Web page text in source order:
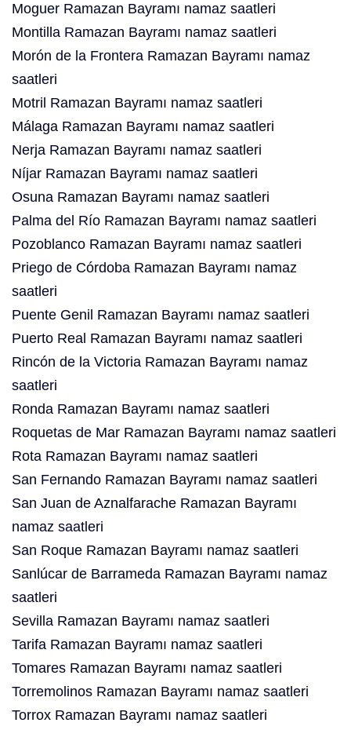
Moguer Ramazan Bayramı namaz saatleri
Montilla Ramazan Bayramı namaz saatleri
Morón de la Frontera Ramazan Bayramı namaz
saatleri
Motril Ramazan Bayramı namaz saatleri
Málaga Ramazan Bayramı namaz saatleri
Nerja Ramazan Bayramı namaz saatleri
Níjar Ramazan Bayramı namaz saatleri
Osuna Ramazan Bayramı namaz saatleri
Palma del Río Ramazan Bayramı namaz saatleri
Pozoblanco Ramazan Bayramı namaz saatleri
Priego de Córdoba Ramazan Bayramı namaz
saatleri
Puente Genil Ramazan Bayramı namaz saatleri
Puerto Real Ramazan Bayramı namaz saatleri
Rincón de la Victoria Ramazan Bayramı namaz
saatleri
Ronda Ramazan Bayramı namaz saatleri
Roquetas de Mar Ramazan Bayramı namaz saatleri
Rota Ramazan Bayramı namaz saatleri
San Fernando Ramazan Bayramı namaz saatleri
San Juan de Aznalfarache Ramazan Bayramı
namaz saatleri
San Roque Ramazan Bayramı namaz saatleri
Sanlúcar de Barrameda Ramazan Bayramı namaz
saatleri
Sevilla Ramazan Bayramı namaz saatleri
Tarifa Ramazan Bayramı namaz saatleri
Tomares Ramazan Bayramı namaz saatleri
Torremolinos Ramazan Bayramı namaz saatleri
Torrox Ramazan Bayramı namaz saatleri